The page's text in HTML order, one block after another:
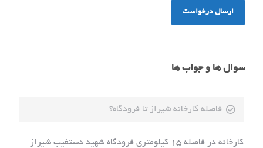
ارسال درخواست
سوال ها و جواب ها
فاصله کارخانه شیراز تا فرودگاه؟
کارخانه در فاصله 15 کیلومتری فرودگاه شهید دستغیب شیراز